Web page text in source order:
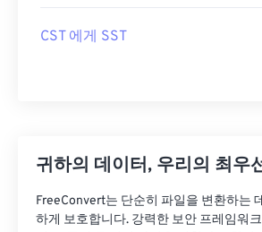
CST 에게 SST
귀하의 데이터, 우리의 최우
FreeConvert는 단순히 파일을 변환하는
하게 보호합니다. 강력한 보안 프레임워크